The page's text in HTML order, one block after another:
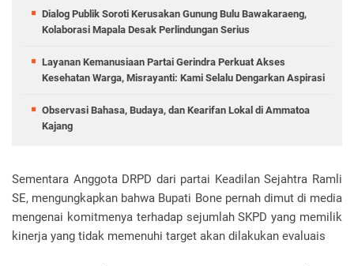
Dialog Publik Soroti Kerusakan Gunung Bulu Bawakaraeng,
Kolaborasi Mapala Desak Perlindungan Serius
Layanan Kemanusiaan Partai Gerindra Perkuat Akses
Kesehatan Warga, Misrayanti: Kami Selalu Dengarkan Aspirasi
Observasi Bahasa, Budaya, dan Kearifan Lokal di Ammatoa
Kajang
Sementara Anggota DRPD dari partai Keadilan Sejahtra Ramli
SE, mengungkapkan bahwa Bupati Bone pernah dimut di media
mengenai komitmenya terhadap sejumlah SKPD yang memilik
kinerja yang tidak memenuhi target akan dilakukan evaluais